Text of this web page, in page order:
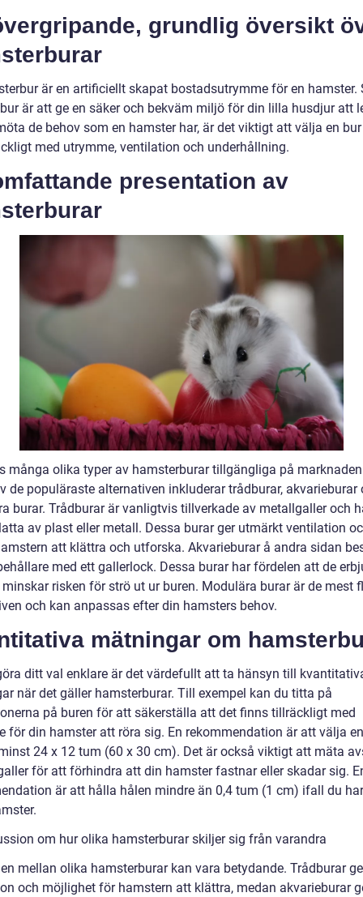
grundlig översikt
är en artificiellt skapat bostadsutrymme för en hamster.
är att ge en säker och bekväm miljö för din lilla husdjur att
de behov som en hamster har, är det viktigt att välja en
med utrymme, ventilation och underhållning.
presentation av
många olika typer av hamsterburar tillgängliga på
de populäraste alternativen inkluderar trådburar, akvarieburar
burar. Trådburar är vanligtvis tillverkade av metallgaller och
av plast eller metall. Dessa burar ger utmärkt ventilation
att klättra och utforska. Akvarieburar å andra sidan
med ett gallerlock. Dessa burar har fördelen att de
risken för strö ut ur buren. Modulära burar är de mest
och kan anpassas efter din hamsters behov.
mätningar om
ditt val enklare är det värdefullt att ta hänsyn till
när det gäller hamsterburar. Till exempel kan du titta på
på buren för att säkerställa att det finns tillräckligt med
för din hamster att röra sig. En rekommendation är att välja
24 x 12 tum (60 x 30 cm). Det är också viktigt att mäta
för att förhindra att din hamster fastnar eller skadar sig.
är att hålla hålen mindre än 0,4 tum (1 cm) ifall du
om hur olika hamsterburar skiljer sig från varandra
mellan olika hamsterburar kan vara betydande. Trådburar
och möjlighet för hamstern att klättra, medan akvarieburar